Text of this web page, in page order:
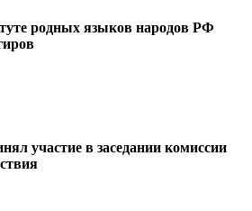
родных языков народов РФ
участие в заседании комиссии